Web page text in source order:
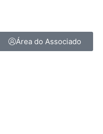
Área do Associado